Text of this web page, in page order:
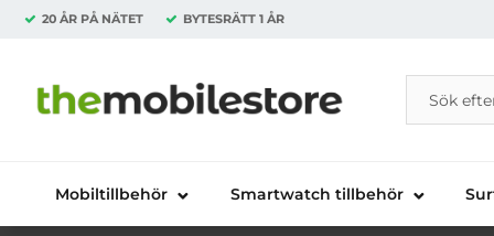
20 ÅR PÅ NÄTET BYTESRÄTT 1 ÅR
Startsidan för Danira Telecom AB
Sök
Sök på
Mobiltillbehör Smartwatch tillbehör